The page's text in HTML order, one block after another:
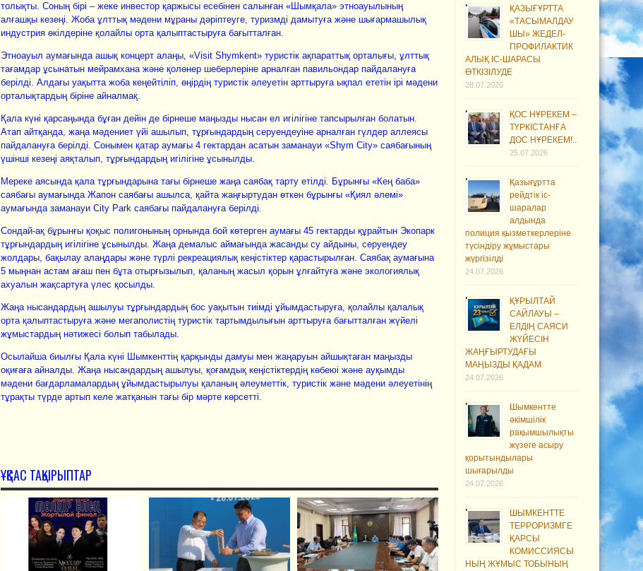
толықты. Соның бірі – жеке инвестор қаржысы есебінен салынған «Шымқала» этноауылының
алғашқы кезеңі. Жоба ұлттық мәдени мұраны дәріптеуге, туризмді дамытуға және шығармашылық
индустрия өкілдеріне қолайлы орта қалыптастыруға бағытталған.
Этноауыл аумағында ашық концерт алаңы, «Visit Shymkent» туристік ақпараттық орталығы, ұлттық
тағамдар ұсынатын мейрамхана және қолөнер шеберлеріне арналған павильондар пайдалануға
берілді. Алдағы уақытта жоба кеңейтіліп, өңірдің туристік әлеуетін арттыруға ықпал ететін ірі мәдени
орталықтардың біріне айналмақ.
Қала күні қарсаңында бұған дейін де бірнеше маңызды нысан ел игілігіне тапсырылған болатын.
Атап айтқанда, жаңа мәдениет үйі ашылып, тұрғындардың серуендеуіне арналған гүлдер аллеясы
пайдалануға берілді. Сонымен қатар аумағы 4 гектардан асатын заманауи «Shym City» саябағының
үшінші кезеңі аяқталып, тұрғындардың игілігіне ұсынылды.
Мереке аясында қала тұрғындарына тағы бірнеше жаңа саябақ тарту етілді. Бұрынғы «Кең баба»
саябағы аумағында Жапон саябағы ашылса, қайта жаңғыртудан өткен бұрынғы «Қиял әлемі»
аумағында заманауи City Park саябағы пайдалануға берілді.
Сондай-ақ бұрынғы қоқыс полигонының орнында бой көтерген аумағы 45 гектарды құрайтын Экопарк
тұрғындардың игілігіне ұсынылды. Жаңа демалыс аймағында жасанды су айдыны, серуендеу
жолдары, бақылау алаңдары және түрлі рекреациялық кеңістіктер қарастырылған. Саябақ аумағына
5 мыңнан астам ағаш пен бұта отырғызылып, қаланың жасыл қорын ұлғайтуға және экологиялық
ахуалын жақсартуға үлес қосылды.
Жаңа нысандардың ашылуы тұрғындардың бос уақытын тиімді ұйымдастыруға, қолайлы қалалық
орта қалыптастыруға және мегаполистің туристік тартымдылығын арттыруға бағытталған жүйелі
жұмыстардың нәтижесі болып табылады.
Осылайша биылғы Қала күні Шымкенттің қарқынды дамуы мен жаңаруын айшықтаған маңызды
оқиғаға айналды. Жаңа нысандардың ашылуы, қоғамдық кеңістіктердің көбеюі және ауқымды
мәдени бағдарламалардың ұйымдастырылуы қаланың әлеуметтік, туристік және мәдени әлеуетінің
тұрақты түрде артып келе жатқанын тағы бір мәрте көрсетті.
ҰҚСАС ТАҚЫРЫПТАР
ҚАЗЫҒҰРТТА
«ТАСЫМАЛДАУ
ШЫ» ЖЕДЕЛ-
ПРОФИЛАКТИК
АЛЫҚ ІС-ШАРАСЫ
ӨТКІЗІЛУДЕ
28.07.2026
ҚОС НҰРЕКЕМ –
ТҮРКІСТАНҒА
ДОС НҰРЕКЕМ!..
25.07.2026
Қазығұртта
рейдтік іс-
шаралар
алдында
полиция қызметкерлеріне
түсіндіру жұмыстары
жүргізілді
24.07.2026
ҚҰРЫЛТАЙ
САЙЛАУЫ –
ЕЛДІҢ САЯСИ
ЖҮЙЕСІН
ЖАҢҒЫРТУДАҒЫ
МАҢЫЗДЫ ҚАДАМ
24.07.2026
Шымкентте
әкімшілік
рақымшылықты
жүзеге асыру
қорытындылары
шығарылды
24.07.2026
ШЫМКЕНТТЕ
ТЕРРОРИЗМГЕ
ҚАРСЫ
КОМИССИЯСЫ
НЫҢ ЖҰМЫС ТОБЫНЫҢ